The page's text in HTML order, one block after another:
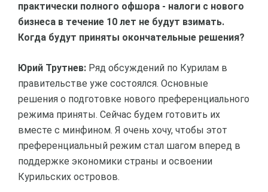
практически полного офшора - налоги с нового
бизнеса в течение 10 лет не будут взимать.
Когда будут приняты окончательные решения?
Юрий Трутнев: Ряд обсуждений по Курилам в
правительстве уже состоялся. Основные
решения о подготовке нового преференциального
режима приняты. Сейчас будем готовить их
вместе с минфином. Я очень хочу, чтобы этот
преференциальный режим стал шагом вперед в
поддержке экономики страны и освоении
Курильских островов.